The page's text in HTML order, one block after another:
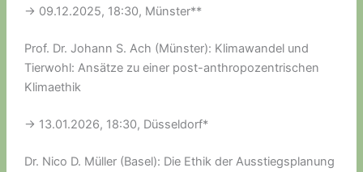
-> 09.12.2025, 18:30, Münster**
Prof. Dr. Johann S. Ach (Münster): Klimawandel und
Tierwohl: Ansätze zu einer post-anthropozentrischen
Klimaethik
-> 13.01.2026, 18:30, Düsseldorf*
Dr. Nico D. Müller (Basel): Die Ethik der Ausstiegsplanung